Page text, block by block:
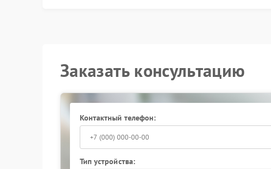
Заказать консультацию
Контактный телефон:
Тип устройства: